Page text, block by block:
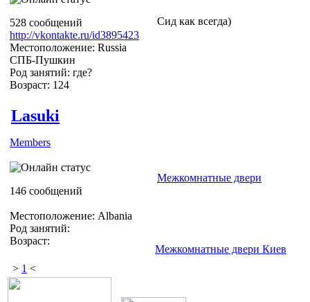
528 сообщений
http://vkontakte.ru/id3895423
Местоположение: Russia
СПБ-Пушкин
Род занятий: где?
Возраст: 124
Сид как всегда)
Lasuki
Members
146 сообщений
Местоположение: Albania
Род занятий:
Возраст:
Межкомнатные двери
Межкомнатные двери Киев
> 1 <